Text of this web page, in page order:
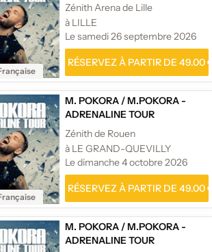
Zénith Arena de Lille
à LILLE
Le samedi 26 septembre 2026
RÉSERVEZ À PARTIR DE 49.00
M. POKORA /M.POKORA -
ADRENALINE TOUR
Zénith de Rouen
à LE GRAND-QUEVILLY
Le dimanche 4 octobre 2026
RÉSERVEZ À PARTIR DE 49.00
M. POKORA /M.POKORA -
ADRENALINE TOUR